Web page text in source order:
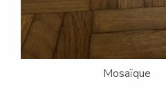
Vitrification